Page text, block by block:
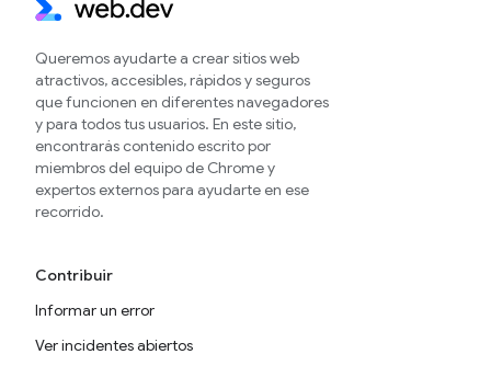
Queremos ayudarte a crear sitios web
atractivos, accesibles, rápidos y seguros
que funcionen en diferentes navegadores
y para todos tus usuarios. En este sitio,
encontrarás contenido escrito por
miembros del equipo de Chrome y
expertos externos para ayudarte en ese
recorrido.
Contribuir
Informar un error
Ver incidentes abiertos